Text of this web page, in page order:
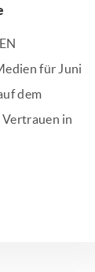
für Juni
dem
Vertrauen in